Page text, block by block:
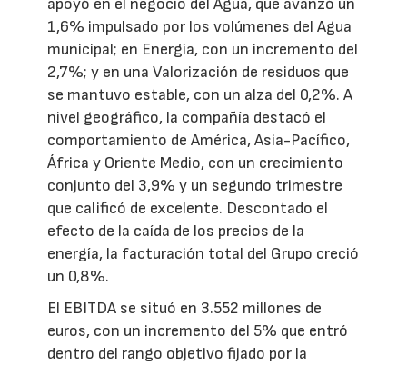
apoyó en el negocio del Agua, que avanzó un
1,6% impulsado por los volúmenes del Agua
municipal; en Energía, con un incremento del
2,7%; y en una Valorización de residuos que
se mantuvo estable, con un alza del 0,2%. A
nivel geográfico, la compañía destacó el
comportamiento de América, Asia-Pacífico,
África y Oriente Medio, con un crecimiento
conjunto del 3,9% y un segundo trimestre
que calificó de excelente. Descontado el
efecto de la caída de los precios de la
energía, la facturación total del Grupo creció
un 0,8%.
El EBITDA se situó en 3.552 millones de
euros, con un incremento del 5% que entró
dentro del rango objetivo fijado por la